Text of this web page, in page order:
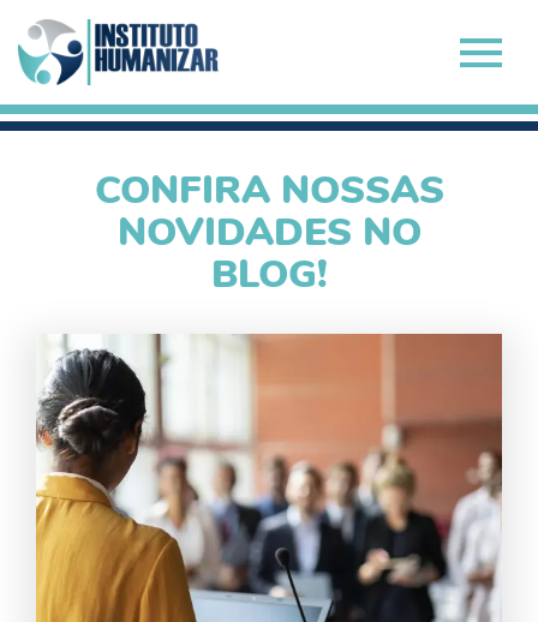
CONFIRA NOSSAS
NOVIDADES NO
BLOG!